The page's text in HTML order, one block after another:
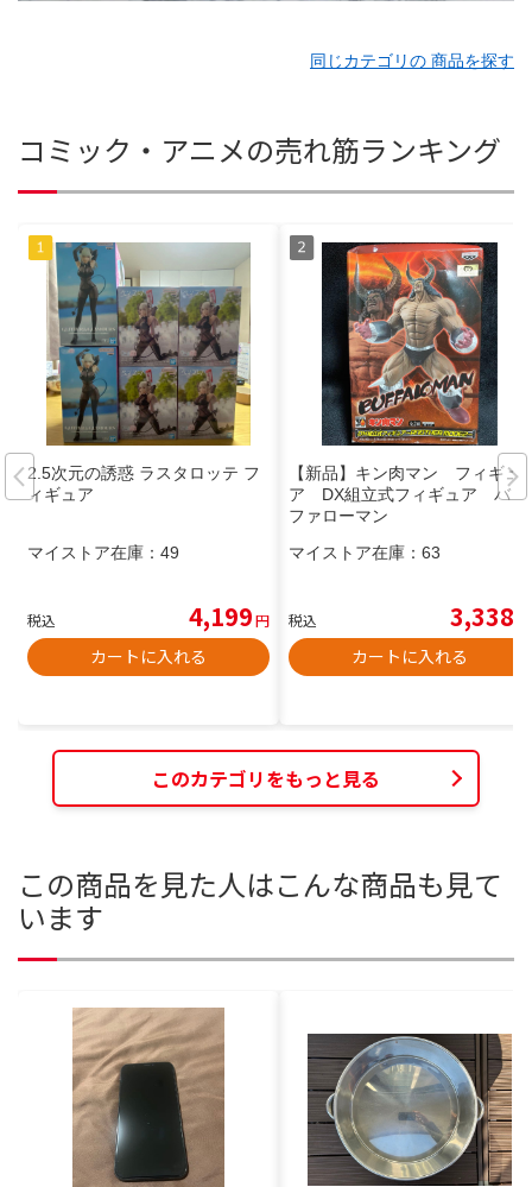
同じカテゴリの 商品を探す
コミック・アニメの売れ筋ランキング
2.5次元の誘惑 ラスタロッテ フ
ィギュア
マイストア在庫： 49
税込 4,199円
カートに入れる
【新品】キン肉マン フィギュ
ア DX組立式フィギュア バッ
ファローマン
マイストア在庫： 63
税込 3,338
カートに入れる
このカテゴリをもっと見る
この商品を見た人はこんな商品も見て
います